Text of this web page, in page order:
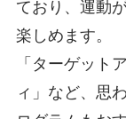
ており、運動
楽しめます。
「ターゲット
ィ」など、思